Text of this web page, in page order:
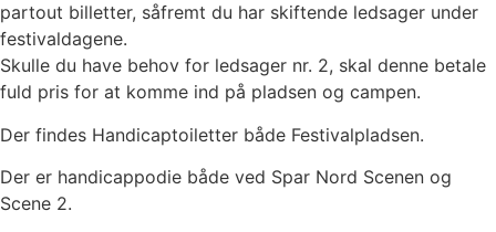
partout billetter, såfremt du har skiftende ledsager under
festivaldagene.
Skulle du have behov for ledsager nr. 2, skal denne betale
fuld pris for at komme ind på pladsen og campen.
Der findes Handicaptoiletter både Festivalpladsen.
Der er handicappodie både ved Spar Nord Scenen og
Scene 2.